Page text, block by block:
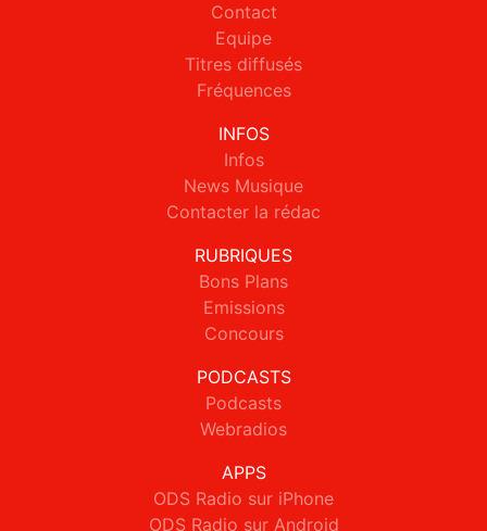
Contact
Equipe
Titres diffusés
Fréquences
INFOS
Infos
News Musique
Contacter la rédac
RUBRIQUES
Bons Plans
Emissions
Concours
PODCASTS
Podcasts
Webradios
APPS
ODS Radio sur iPhone
ODS Radio sur Android